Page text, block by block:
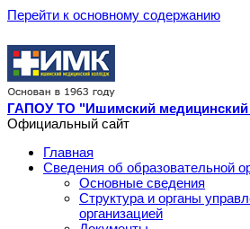
Перейти к основному содержанию
ГАПОУ ТО "Ишимский
Официальный сайт
Главная
Сведения об образовательной
Основные сведения
Структура и органы
организацией